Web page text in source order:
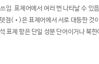
임. 표제어에서 여러 번 나타날 수 있
점(•)은 표제어에서 서로 대등한 것
표제 항은 단일 성분 단어이거나 북한